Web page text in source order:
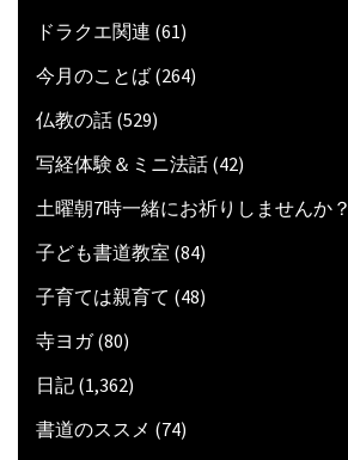
ドラクエ関連 (61)
今月のことば (264)
仏教の話 (529)
写経体験＆ミニ法話 (42)
土曜朝7時一緒にお祈りしませんか？
子ども書道教室 (84)
子育ては親育て (48)
寺ヨガ(80)
日記 (1,362)
書道のススメ (74)